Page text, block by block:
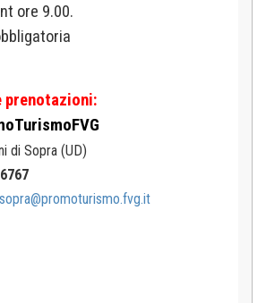
ore 9.00.
prenotazioni:
di Sopra (UD)